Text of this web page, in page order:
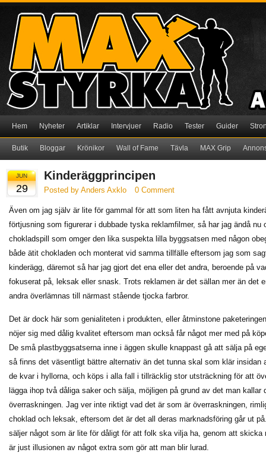
Hem Nyheter Artiklar Intervjuer Radio Tester Guider
Butik Bloggar Krönikor Wall of Fame Tävla MAX Grip
JUN
29
Kinderäggprincipen
Posted by Anders Axklo 0 Comment
Även om jag själv är lite för gammal för att som liten ha fått avnjuta
förtjusning som figurerar i dubbade tyska reklamfilmer, så har jag ändå
chokladspill som omger den lika suspekta lilla byggsatsen med någon
både ätit chokladen och monterat vid samma tillfälle eftersom jag som
kinderägg, däremot så har jag gjort det ena eller det andra, beroende på
fokuserat på, leksak eller snask. Trots reklamen är det sällan mer än det
andra överlämnas till närmast stående tjocka farbror.
Det är dock här som genialiteten i produkten, eller åtminstone
nöjer sig med dålig kvalitet eftersom man också får något mer med på
De små plastbyggsatserna inne i äggen skulle knappast gå att sälja på
så finns det väsentligt bättre alternativ än det tunna skal som klär insidan
de kvar i hyllorna, och köps i alla fall i tillräcklig stor utsträckning för att
lägga ihop två dåliga saker och sälja, möjligen på grund av det man kallar
överraskningen. Jag ver inte riktigt vad det är som är överraskningen,
choklad och leksak, eftersom det är det all deras marknadsföring går ut
säljer något som är lite för dåligt för att folk ska vilja ha, genom att skicka
är just illusionen av något extra som gör att man blir lurad.